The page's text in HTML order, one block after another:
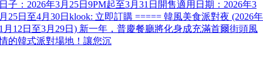
子：2026年3月25日9PM起至3月31日開售適用日期：2026年3
25日至4月30日klook: 立即訂購 ===== 韓風美食派對夜 (2026年
月12日至3月29日) 新一年，普慶餐廳將化身成充滿首爾街頭風
的韓式派對場地！讓您沉